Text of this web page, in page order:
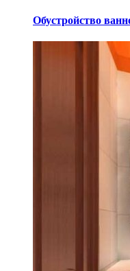
Обустройство